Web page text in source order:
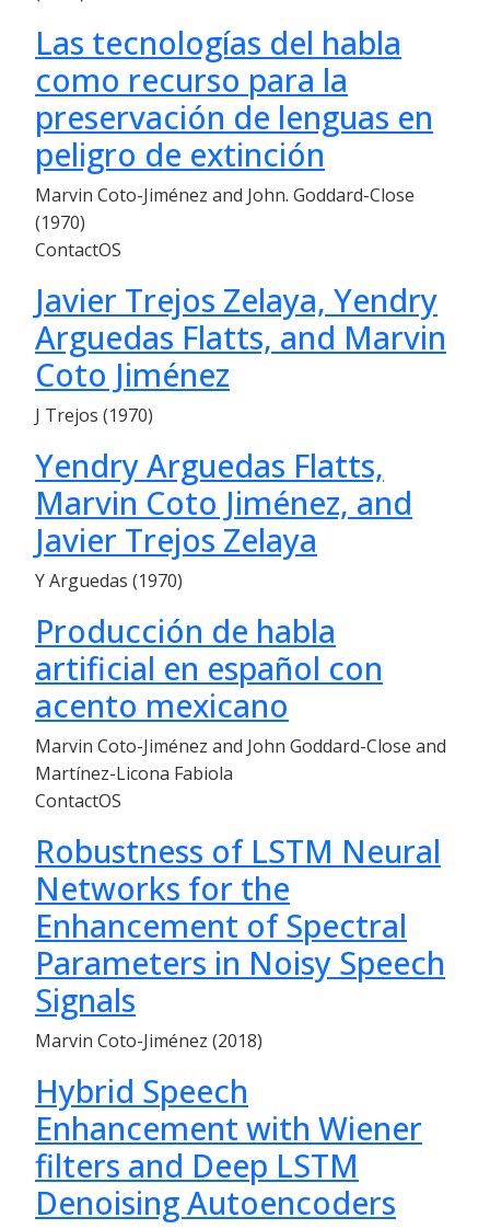
Las tecnologías del habla
como recurso para la
preservación de lenguas en
peligro de extinción
Marvin Coto-Jiménez and John. Goddard-Close
(1970)
ContactOS
Javier Trejos Zelaya, Yendry
Arguedas Flatts, and Marvin
Coto Jiménez
J Trejos (1970)
Yendry Arguedas Flatts,
Marvin Coto Jiménez, and
Javier Trejos Zelaya
Y Arguedas (1970)
Producción de habla
artificial en español con
acento mexicano
Marvin Coto-Jiménez and John Goddard-Close and
Martínez-Licona Fabiola
ContactOS
Robustness of LSTM Neural
Networks for the
Enhancement of Spectral
Parameters in Noisy Speech
Signals
Marvin Coto-Jiménez (2018)
Hybrid Speech
Enhancement with Wiener
filters and Deep LSTM
Denoising Autoencoders